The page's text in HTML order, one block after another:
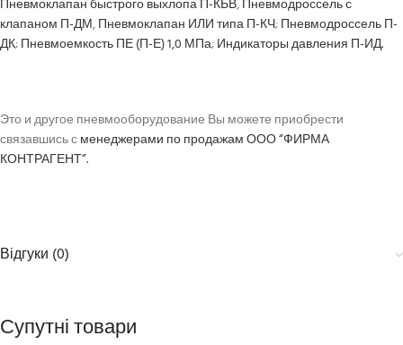
Пневмоклапан быстрого выхлопа П-КБВ,Пневмодроссель с
клапаном П-ДМ,Пневмоклапан ИЛИ типа П-КЧ;Пневмодроссель П-
ДК;Пневмоемкость ПЕ (П-Е) 1,0 МПа;Индикаторы давления П-ИД.
Это и другое пневмооборудование Вы можете приобрести
связавшись сменеджерами по продажам ООО “ФИРМА
КОНТРАГЕНТ”.
Відгуки (0)
Супутні товари